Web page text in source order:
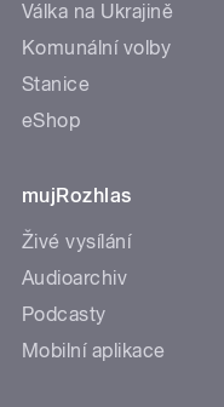
Válka na Ukrajině
Komunální volby
Stanice
eShop
mujRozhlas
Živé vysílání
Audioarchiv
Podcasty
Mobilní aplikace